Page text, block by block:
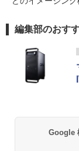
編集部のおす
Google